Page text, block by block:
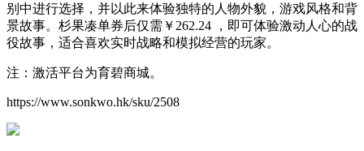
别中进行选择，并以此来体验独特的人物外貌，游戏风格和背
景故事。杉果凑单券后仅需￥262.24 ，即可体验激动人心的战
役故事，适合喜欢实时战略和模拟经营的玩家。
注：激活平台为育碧商城。
https://www.sonkwo.hk/sku/2508